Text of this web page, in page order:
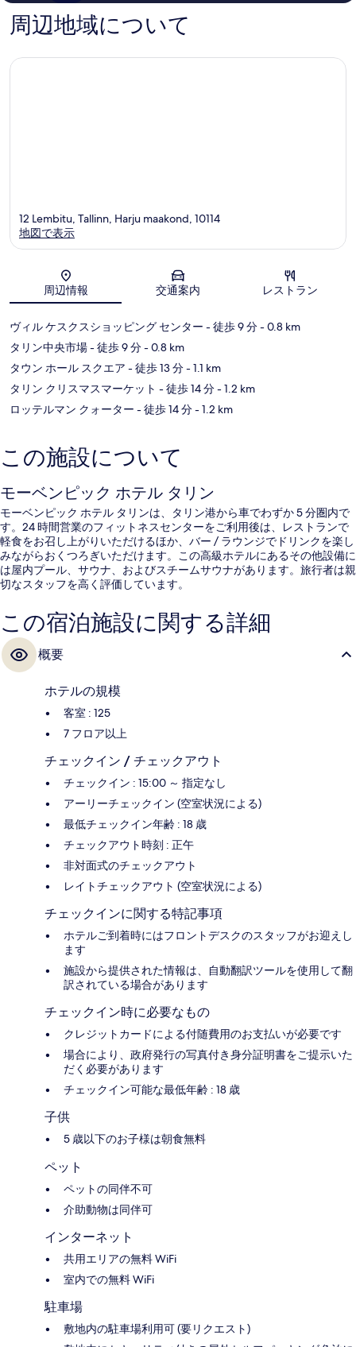
件
の
コ
口
周辺地域について
地図
12 Lembitu, Tallinn, Harju maakond, 10114
地図で表示
周辺情報 交通案内 レストラン
ヴィル ケスクスショッピング センター - 徒歩 9 分- 0.8 km
タリン中央市場- 徒歩 9 分- 0.8 km
タウン ホール スクエア - 徒歩 13 分- 1.1 km
タリン クリスマスマーケット - 徒歩 14 分- 1.2 km
ロッテルマン クォーター - 徒歩 14 分- 1.2 km
この施設について
モーベンピック ホテル タリン
モーベンピック ホテル タリンは、タリン港から車でわずか 5 分圏内で
す。24 時間営業のフィットネスセンターをご利用後は、レストランで
軽食をお召し上がりいただけるほか、バー / ラウンジでドリンクを楽し
みながらおくつろぎいただけます。この高級ホテルにあるその他設備に
は屋内プール、サウナ、およびスチームサウナがあります。旅行者は親
切なスタッフを高く評価しています。
この宿泊施設に関する詳細
概要
ホテルの規模
客室 : 125
7 フロア以上
チェックイン / チェックアウト
チェックイン : 15:00 ～ 指定なし
アーリーチェックイン (空室状況による)
最低チェックイン年齢 : 18 歳
チェックアウト時刻 : 正午
非対面式のチェックアウト
レイトチェックアウト (空室状況による)
チェックインに関する特記事項
ホテルご到着時にはフロントデスクのスタッフがお迎えし
ます
施設から提供された情報は、自動翻訳ツールを使用して翻
訳されている場合があります
チェックイン時に必要なもの
クレジットカードによる付随費用のお支払いが必要です
場合により、政府発行の写真付き身分証明書をご提示いた
だく必要があります
チェックイン可能な最低年齢 : 18 歳
子供
5 歳以下のお子様は朝食無料
ペット
ペットの同伴不可
介助動物は同伴可
インターネット
共用エリアの無料 WiFi
室内での無料 WiFi
駐車場
敷地内の駐車場利用可 (要リクエスト)